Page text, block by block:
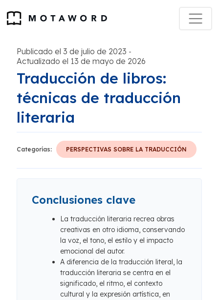
Publicado el 3 de julio de 2023 -
Actualizado el 13 de mayo de 2026
Traducción de libros:
técnicas de traducción
literaria
Categorías: PERSPECTIVAS SOBRE LA TRADUCCIÓN
Conclusiones clave
La traducción literaria recrea obras
creativas en otro idioma, conservando
la voz, el tono, el estilo y el impacto
emocional del autor.
A diferencia de la traducción literal, la
traducción literaria se centra en el
significado, el ritmo, el contexto
cultural y la expresión artística, en